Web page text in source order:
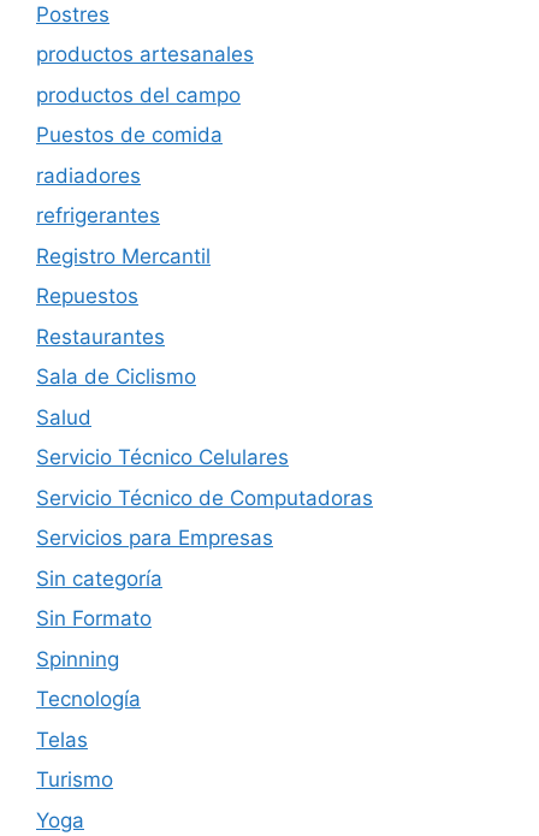
Postres
productos artesanales
productos del campo
Puestos de comida
radiadores
refrigerantes
Registro Mercantil
Repuestos
Restaurantes
Sala de Ciclismo
Salud
Servicio Técnico Celulares
Servicio Técnico de Computadoras
Servicios para Empresas
Sin categoría
Sin Formato
Spinning
Tecnología
Telas
Turismo
Yoga